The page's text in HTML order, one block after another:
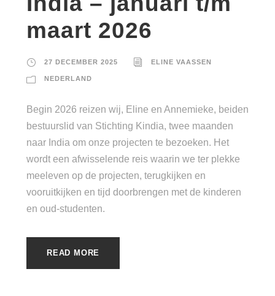
maart 2026
27 DECEMBER 2025 ELINE VAASSEN
NEDERLAND
Begin 2026 reizen wij, Eline en Annemieke, beiden
bestuurslid van Stichting Kindia, twee maanden
naar India om onze projecten te bezoeken. Het
wordt een afwisselende reis waarin we ter plekke
meeleven op de projecten, terugkijken en
vooruitkijken en tijd doorbrengen met de kinderen
en oud‑studenten.
READ MORE